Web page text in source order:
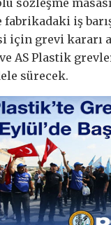
fabrikadaki iş
için grevi kararı
AS Plastik
sürecek.